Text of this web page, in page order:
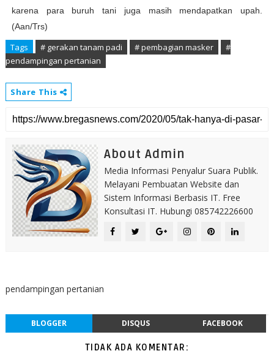
karena para buruh tani juga masih mendapatkan upah.
(Aan/Trs)
Tags # gerakan tanam padi # pembagian masker
#
pendampingan pertanian
Share This
About Admin
Media Informasi Penyalur Suara Publik.
Melayani Pembuatan Website dan
Sistem Informasi Berbasis IT. Free
Konsultasi IT. Hubungi 085742226600
pendampingan pertanian
BLOGGER DISQUS FACEBOOK
TIDAK ADA KOMENTAR: